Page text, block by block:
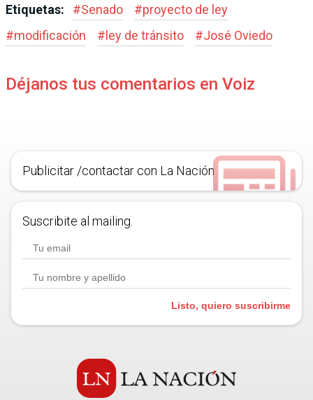
Etiquetas: #Senado #proyecto de ley
#modificación # ley de tránsito #José Oviedo
Déjanos tus comentarios en Voiz
Publicitar /contactar con La Nación
Suscribite al mailing.
Listo, quiero suscribirme